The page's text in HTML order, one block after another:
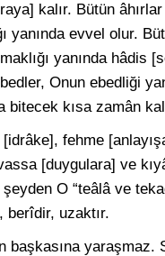
kalır. Bütün
yanında evvel olur.
yanında hâdis
Onun ebedliği
bitecek kısa zamân
[idrâke], fehme
[duygulara] ve
O “teâlâ ve
berîdir, uzaktır.
başkasına yaraşmaz.